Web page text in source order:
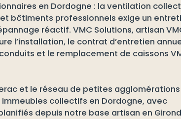
en Dordogne : la ventilation
bâtiments professionnels exige un
réactif. VMC Solutions, artisan
l’installation, le contrat d’entretien
et le remplacement de caissons
et le réseau de petites agglomérations
collectifs en Dordogne, avec
depuis notre base artisan en